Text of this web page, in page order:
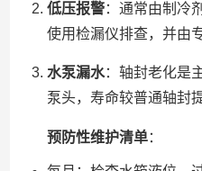
低压报警：通常由制冷
使用检漏仪排查，并由
水泵漏水：轴封老化是
泵头，寿命较普通轴封
预防性维护清单：